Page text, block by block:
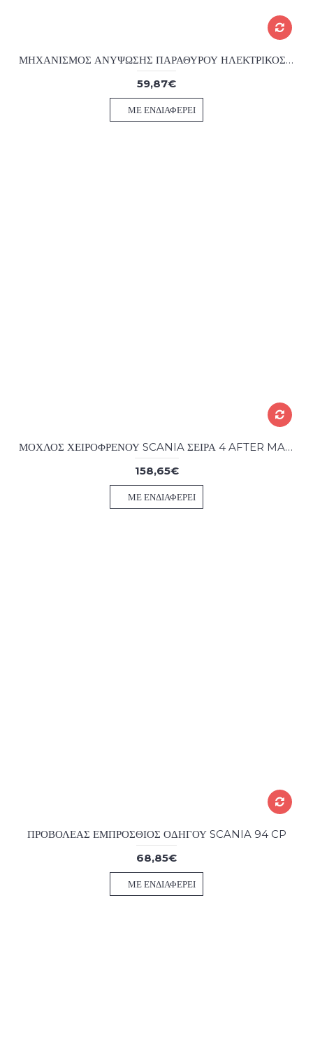
ΜΗΧΑΝΙΣΜΟΣ ΑΝΥΨΩΣΗΣ ΠΑΡΑΘΥΡΟΥ ΗΛΕΚΤΡΙΚΟΣ SCANIA CR-R AFTER MARKET
59,87€
ΜΕ ΕΝΔΙΑΦΈΡΕΙ
ΜΟΧΛΟΣ ΧΕΙΡΟΦΡΕΝΟΥ SCANIA ΣΕΙΡΑ 4 AFTER MARKET
158,65€
ΜΕ ΕΝΔΙΑΦΈΡΕΙ
ΠΡΟΒΟΛΕΑΣ ΕΜΠΡΟΣΘΙΟΣ ΟΔΗΓΟΥ SCANIA 94 CP
68,85€
ΜΕ ΕΝΔΙΑΦΈΡΕΙ